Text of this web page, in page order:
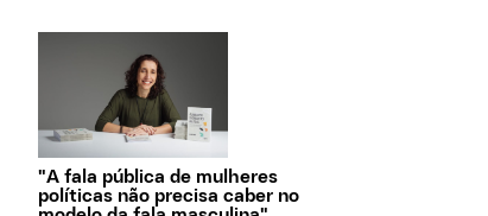
"A fala pública de mulheres
políticas não precisa caber no